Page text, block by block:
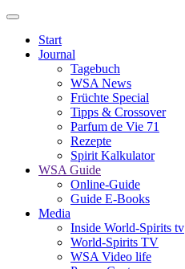
Start
Journal
Tagebuch
WSA News
Früchte Special
Tipps & Crossover
Parfum de Vie 71
Rezepte
Spirit Kalkulator
WSA Guide
Online-Guide
Guide E-Books
Media
Inside World-Spirits tv
World-Spirits TV
WSA Video life